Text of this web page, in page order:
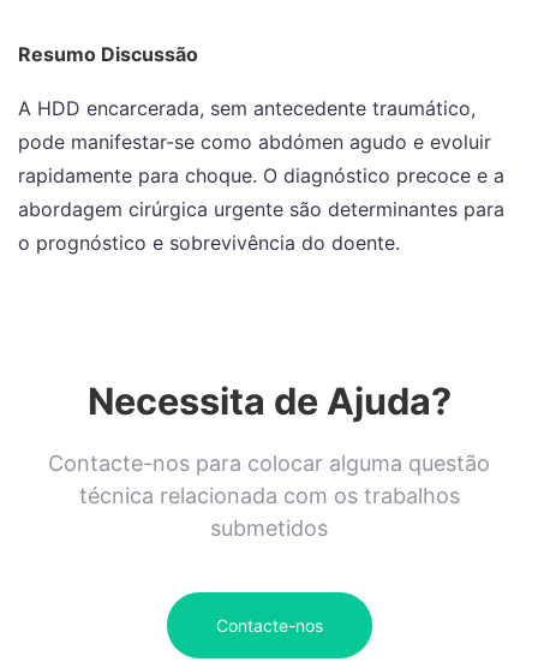
Resumo Discussão
A HDD encarcerada, sem antecedente traumático,
pode manifestar-se como abdómen agudo e evoluir
rapidamente para choque. O diagnóstico precoce e a
abordagem cirúrgica urgente são determinantes para
o prognóstico e sobrevivência do doente.
Necessita de Ajuda?
Contacte-nos para colocar alguma questão
técnica relacionada com os trabalhos
submetidos
Contacte-nos